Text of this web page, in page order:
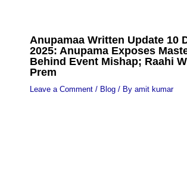
Anupamaa Written Update 10
2025: Anupama Exposes
Behind Event Mishap; Raahi
Prem
Leave a Comment / Blog/ By amit kumar